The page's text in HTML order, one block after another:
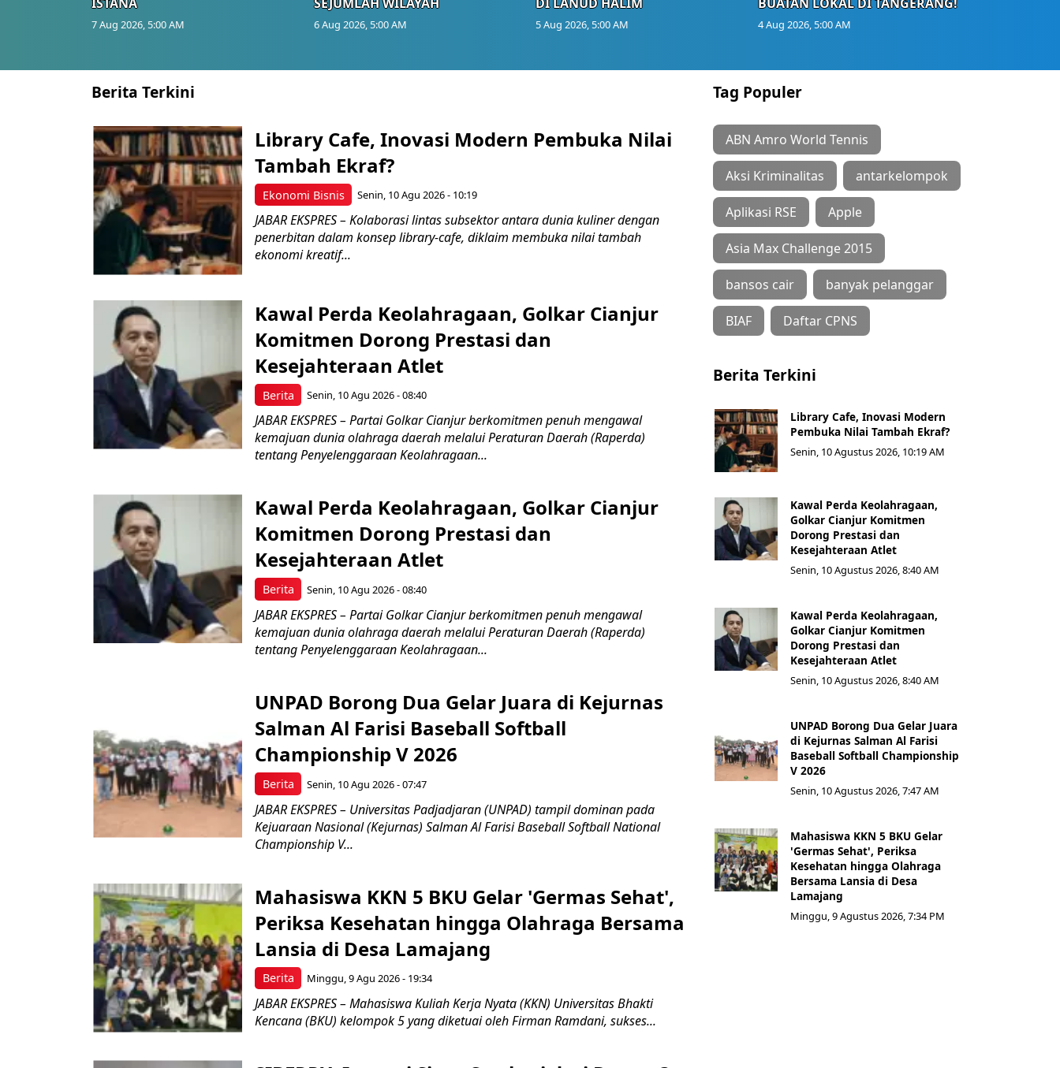
7 Aug 2026, 5:00 AM 6 Aug 2026, 5:00 AM 5 Aug 2026, 5:00 AM 4 Aug 2026, 5:00 AM
Berita Terkini
Ekonomi Bisnis
Library Cafe, Inovasi Modern Pembuka Nilai
Tambah Ekraf?
Senin, 10 Agu 2026 - 10:19
JABAR EKSPRES – Kolaborasi lintas subsektor antara dunia kuliner dengan
penerbitan dalam konsep library-cafe, diklaim membuka nilai tambah
ekonomi kreatif...
Berita
Kawal Perda Keolahragaan, Golkar Cianjur
Komitmen Dorong Prestasi dan
Kesejahteraan Atlet
Senin, 10 Agu 2026 - 08:40
JABAR EKSPRES – Partai Golkar Cianjur berkomitmen penuh mengawal
kemajuan dunia olahraga daerah melalui Peraturan Daerah (Raperda)
tentang Penyelenggaraan Keolahragaan...
Berita
Kawal Perda Keolahragaan, Golkar Cianjur
Komitmen Dorong Prestasi dan
Kesejahteraan Atlet
Senin, 10 Agu 2026 - 08:40
JABAR EKSPRES – Partai Golkar Cianjur berkomitmen penuh mengawal
kemajuan dunia olahraga daerah melalui Peraturan Daerah (Raperda)
tentang Penyelenggaraan Keolahragaan...
Berita
UNPAD Borong Dua Gelar Juara di Kejurnas
Salman Al Farisi Baseball Softball
Championship V 2026
Senin, 10 Agu 2026 - 07:47
JABAR EKSPRES – Universitas Padjadjaran (UNPAD) tampil dominan pada
Kejuaraan Nasional (Kejurnas) Salman Al Farisi Baseball Softball National
Championship V...
Berita
Mahasiswa KKN 5 BKU Gelar 'Germas Sehat',
Periksa Kesehatan hingga Olahraga Bersama
Lansia di Desa Lamajang
Minggu, 9 Agu 2026 - 19:34
JABAR EKSPRES – Mahasiswa Kuliah Kerja Nyata (KKN) Universitas Bhakti
Kencana (BKU) kelompok 5 yang diketuai oleh Firman Ramdani, sukses...
Tag Populer
ABN Amro World Tennis
Aksi Kriminalitas antarkelompok
Aplikasi RSE Apple
Asia Max Challenge 2015
bansos cair banyak pelanggar
BIAF Daftar CPNS
Berita Terkini
Library Cafe, Inovasi Modern
Pembuka Nilai Tambah Ekraf?
Senin, 10 Agustus 2026, 10:19 AM
Kawal Perda Keolahragaan,
Golkar Cianjur Komitmen
Dorong Prestasi dan
Kesejahteraan Atlet
Senin, 10 Agustus 2026, 8:40 AM
Kawal Perda Keolahragaan,
Golkar Cianjur Komitmen
Dorong Prestasi dan
Kesejahteraan Atlet
Senin, 10 Agustus 2026, 8:40 AM
UNPAD Borong Dua Gelar Juara
di Kejurnas Salman Al Farisi
Baseball Softball Championship
V 2026
Senin, 10 Agustus 2026, 7:47 AM
Mahasiswa KKN 5 BKU Gelar
'Germas Sehat', Periksa
Kesehatan hingga Olahraga
Bersama Lansia di Desa
Lamajang
Minggu, 9 Agustus 2026, 7:34 PM